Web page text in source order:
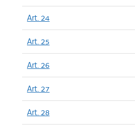
Art. 24
Art. 25
Art. 26
Art. 27
Art. 28